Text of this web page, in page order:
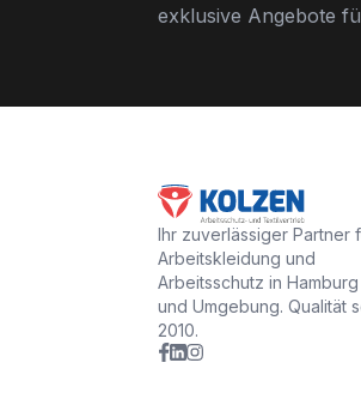
exklusive Angebote
Ihr zuverlässiger Partner
Arbeitskleidung und
Arbeitsschutz in Hamburg
und Umgebung. Qualität
2010.